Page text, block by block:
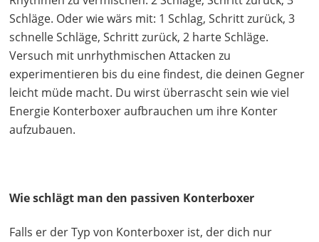
Schläge. Oder wie wärs mit: 1 Schlag, Schritt zurück, 3
schnelle Schläge, Schritt zurück, 2 harte Schläge.
Versuch mit unrhythmischen Attacken zu
experimentieren bis du eine findest, die deinen Gegner
leicht müde macht. Du wirst überrascht sein wie viel
Energie Konterboxer aufbrauchen um ihre Konter
aufzubauen.
Wie schlägt man den passiven Konterboxer
Falls er der Typ von Konterboxer ist, der dich nur